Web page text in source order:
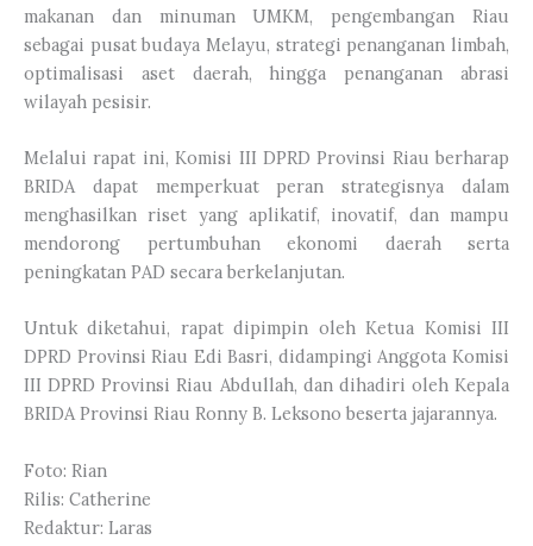
makanan dan minuman UMKM, pengembangan Riau
sebagai pusat budaya Melayu, strategi penanganan limbah,
optimalisasi aset daerah, hingga penanganan abrasi
wilayah pesisir.
Melalui rapat ini, Komisi III DPRD Provinsi Riau berharap
BRIDA dapat memperkuat peran strategisnya dalam
menghasilkan riset yang aplikatif, inovatif, dan mampu
mendorong pertumbuhan ekonomi daerah serta
peningkatan PAD secara berkelanjutan.
Untuk diketahui, rapat dipimpin oleh Ketua Komisi III
DPRD Provinsi Riau Edi Basri, didampingi Anggota Komisi
III DPRD Provinsi Riau Abdullah, dan dihadiri oleh Kepala
BRIDA Provinsi Riau Ronny B. Leksono beserta jajarannya.
Foto: Rian
Rilis: Catherine
Redaktur: Laras